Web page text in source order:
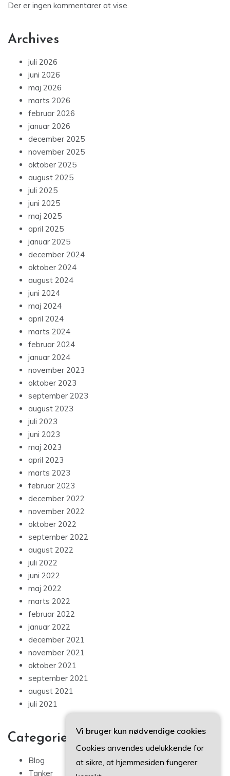
Der er ingen kommentarer at vise.
Archives
juli 2026
juni 2026
maj 2026
marts 2026
februar 2026
januar 2026
december 2025
november 2025
oktober 2025
august 2025
juli 2025
juni 2025
maj 2025
april 2025
januar 2025
december 2024
oktober 2024
august 2024
juni 2024
maj 2024
april 2024
marts 2024
februar 2024
januar 2024
november 2023
oktober 2023
september 2023
august 2023
juli 2023
juni 2023
maj 2023
april 2023
marts 2023
februar 2023
december 2022
november 2022
oktober 2022
september 2022
august 2022
juli 2022
juni 2022
maj 2022
marts 2022
februar 2022
januar 2022
december 2021
november 2021
oktober 2021
september 2021
august 2021
juli 2021
Categories
Blog
Tanker
Vi bruger kun nødvendige cookies
Cookies anvendes udelukkende for
at sikre, at hjemmesiden fungerer